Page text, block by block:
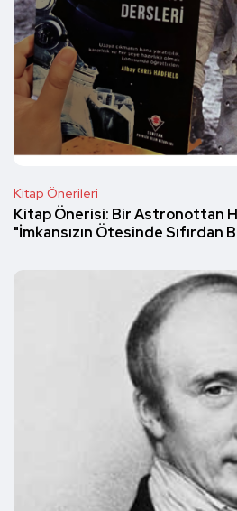
Kitap Önerileri
Kitap Önerisi: Bir Astronottan
"İmkansızın Ötesinde Sıfırdan